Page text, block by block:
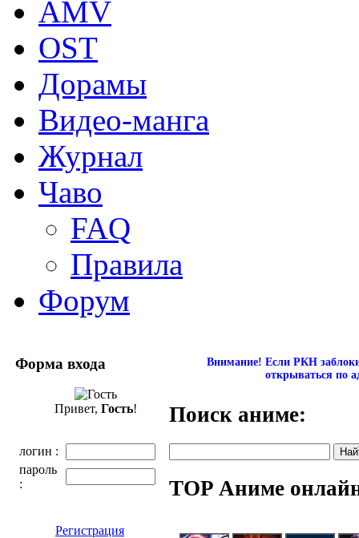
AMV
OST
Дорамы
Видео-манга
Журнал
Чаво
FAQ
Правила
Форум
Форма входа
Привет, Гость!
логин :
пароль
:
Регистрация
Внимание! Если РКН
открываться по
Поиск аниме:
TOP Аниме